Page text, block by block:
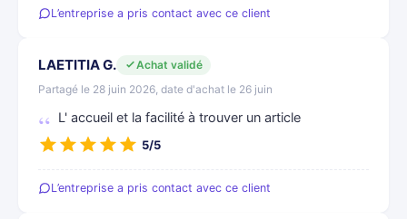
L’entreprise a pris contact avec ce client
LAETITIA G.
Achat validé
Partagé le 28 juin 2026, date d'achat le 26 juin
L' accueil et la facilité à trouver un article
5/5
L’entreprise a pris contact avec ce client